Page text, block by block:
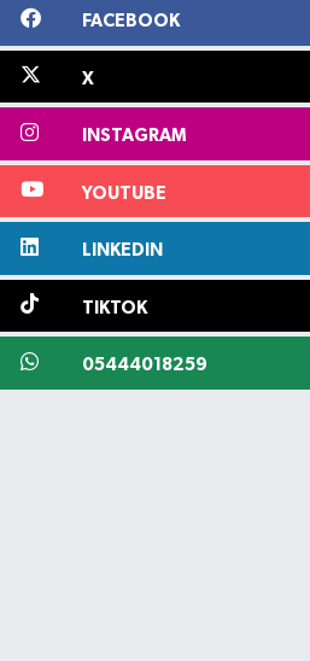
FACEBOOK
X
INSTAGRAM
YOUTUBE
LINKEDIN
TIKTOK
05444018259